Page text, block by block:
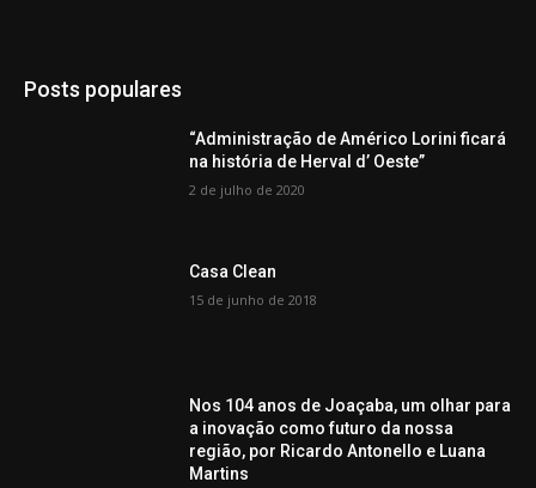
Posts populares
“Administração de Américo Lorini ficará
na história de Herval d’ Oeste”
2 de julho de 2020
Casa Clean
15 de junho de 2018
Nos 104 anos de Joaçaba, um olhar para
a inovação como futuro da nossa
região, por Ricardo Antonello e Luana
Martins